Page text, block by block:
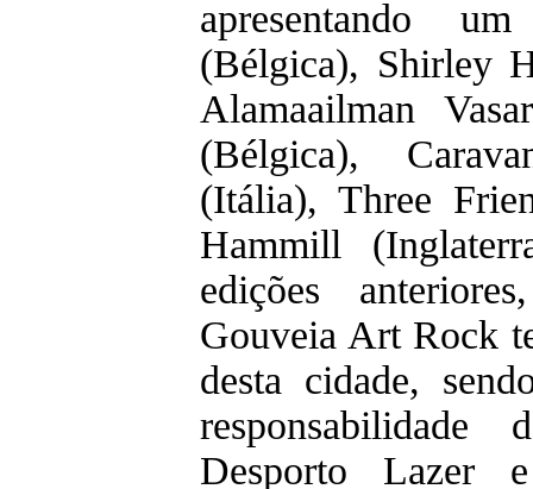
apresentando
(Bélgica), Shirley
Alamaailman
(Bélgica),
(Itália), Three
Hammill
edições
Gouveia Art Rock
desta cidade,
responsabilidade
Desporto Lazer